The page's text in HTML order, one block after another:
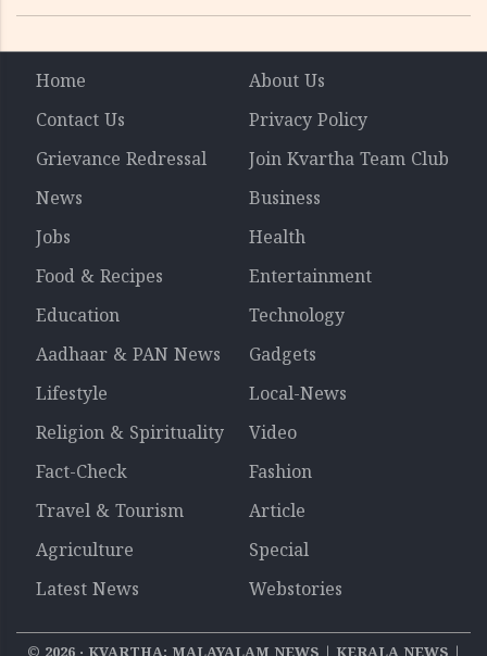
Home
About Us
Contact Us
Privacy Policy
Grievance Redressal
Join Kvartha Team Club
News
Business
Jobs
Health
Food & Recipes
Entertainment
Education
Technology
Aadhaar & PAN News
Gadgets
Lifestyle
Local-News
Religion & Spirituality
Video
Fact-Check
Fashion
Travel & Tourism
Article
Agriculture
Special
Latest News
Webstories